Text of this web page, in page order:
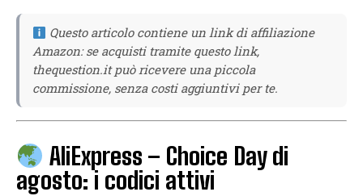
Questo articolo contiene un link di affiliazione
Amazon: se acquisti tramite questo link,
thequestion.it può ricevere una piccola
commissione, senza costi aggiuntivi per te.
AliExpress – Choice Day di
agosto: i codici attivi